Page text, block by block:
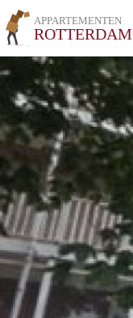
APPARTEMENTEN
ROTTERDAM